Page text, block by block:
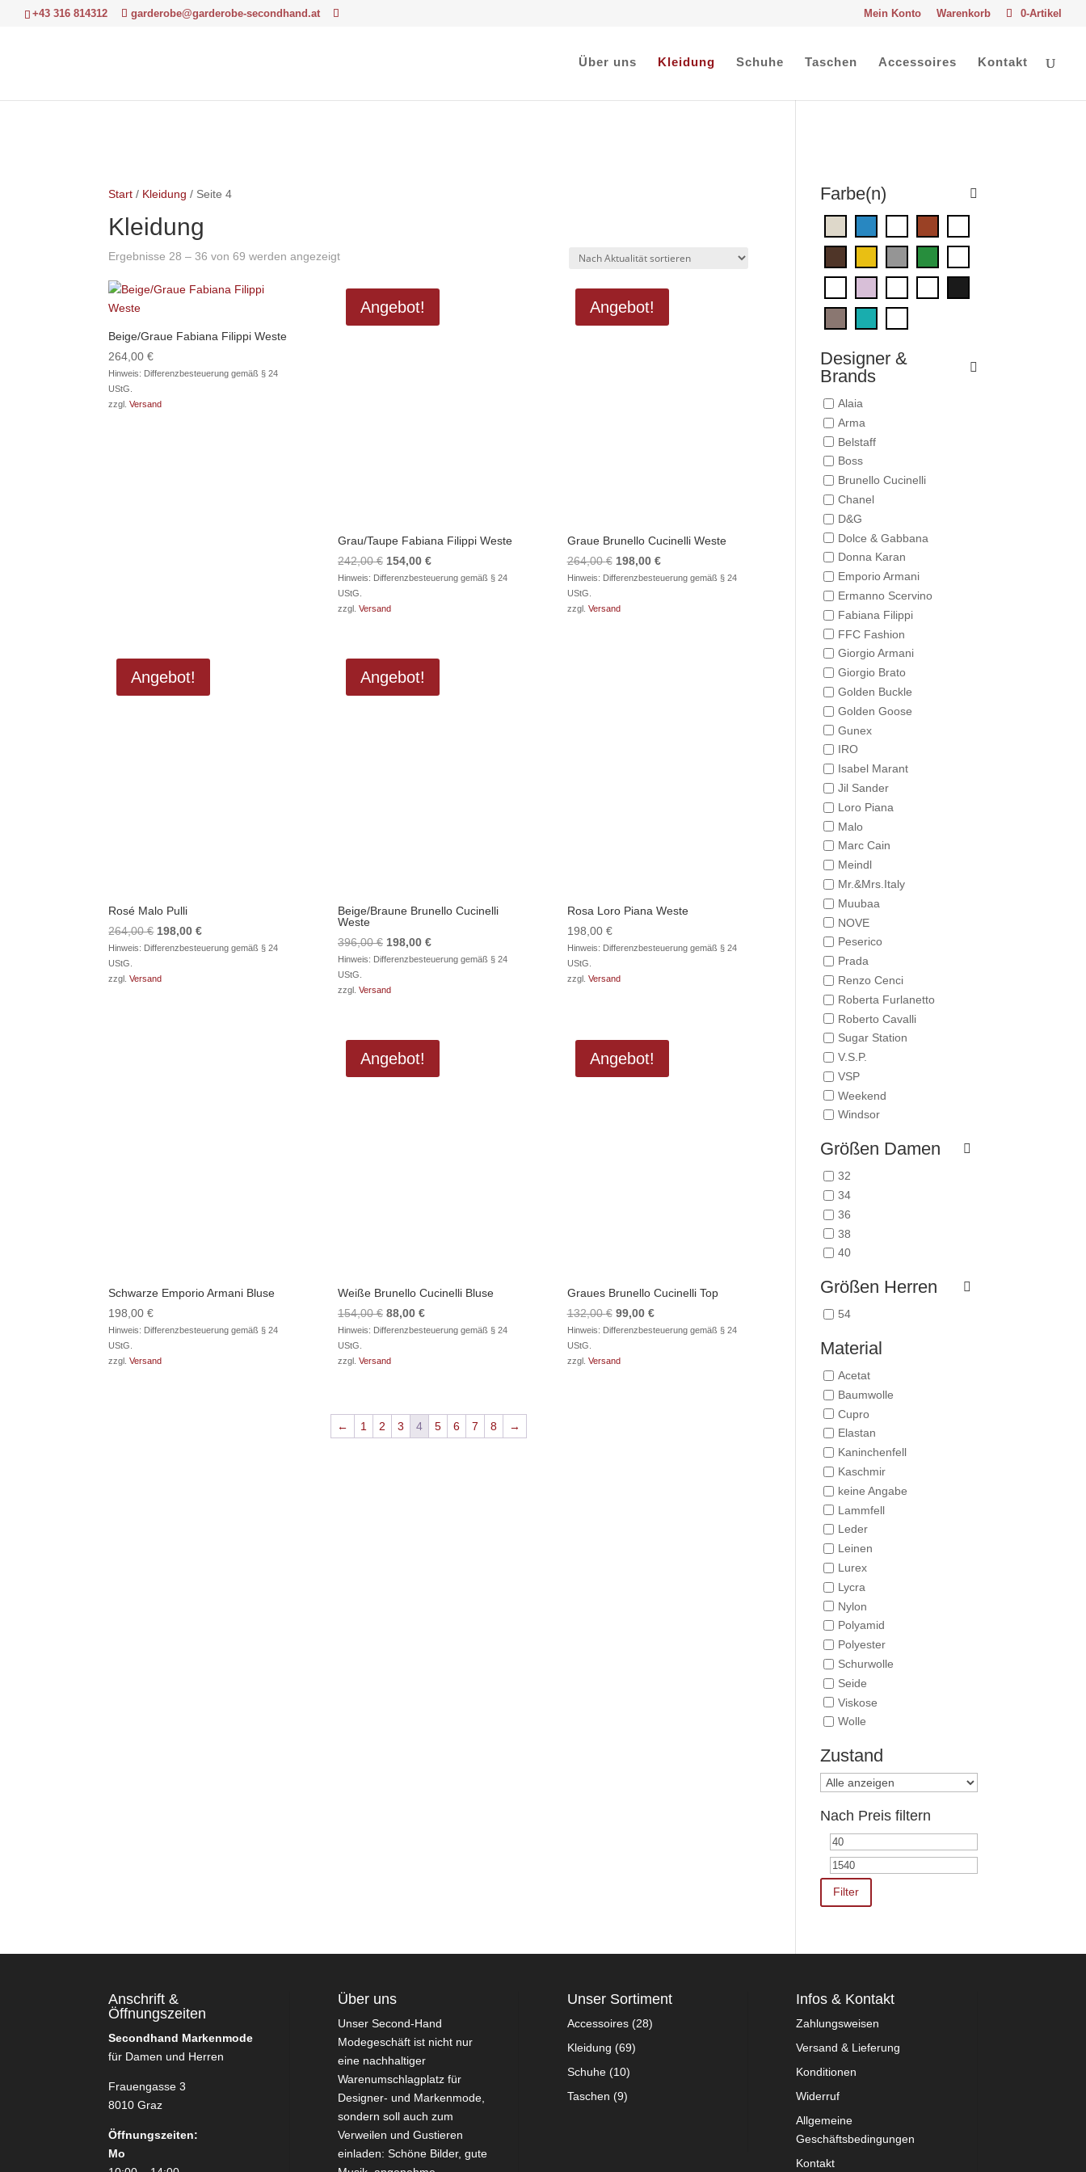
+43 316 814312 garderobe@garderobe-secondhand.at Mein Konto Warenkorb 0-Artikel
Über uns Kleidung Schuhe Taschen Accessoires Kontakt
Start / Kleidung / Seite 4
Kleidung
Ergebnisse 28 – 36 von 69 werden angezeigtNach
sortiert
Beige/Graue Fabiana Filippi Weste
264,00€
Hinweis: Differenzbesteuerung gemäß § 24
UStG.
zzgl.Versand
Angebot!
Grau/Taupe Fabiana Filippi Weste
242,00€ Ursprünglicher
Preis
242,00 €
154,00 €Aktueller
Preis
Hinweis: Differenzbesteuerung gemäß § 24
UStG.
zzgl. Versand
Angebot!
Graue Brunello Cucinelli Weste
264,00€ Ursprünglicher
Preis
264,00 €
198,00 €Aktueller
Preis
Hinweis: Differenzbesteuerung gemäß § 24
UStG.
zzgl. Versand
Angebot!
Rosé Malo Pulli
264,00€ Ursprünglicher
Preis
264,00 €
198,00€Aktueller
Preis
Hinweis: Differenzbesteuerung gemäß § 24
UStG.
zzgl.Versand
Angebot!
Beige/Braune Brunello Cucinelli
Weste
396,00€ Ursprünglicher
Preis
396,00 €
198,00 €Aktueller
Preis
Hinweis: Differenzbesteuerung gemäß § 24
UStG.
zzgl. Versand
Rosa Loro Piana Weste
198,00 €
Hinweis: Differenzbesteuerung gemäß § 24
UStG.
zzgl. Versand
Schwarze Emporio Armani Bluse
198,00€
Hinweis: Differenzbesteuerung gemäß § 24
UStG.
zzgl.Versand
Angebot!
Weiße Brunello Cucinelli Bluse
154,00€ Ursprünglicher
Preis
154,00 €
88,00 €Aktueller
Preis
Hinweis: Differenzbesteuerung gemäß § 24
UStG.
zzgl. Versand
Angebot!
Graues Brunello Cucinelli Top
132,00€ Ursprünglicher
Preis
132,00 €
99,00 €Aktueller
Preis
Hinweis: Differenzbesteuerung gemäß § 24
UStG.
zzgl. Versand
← 1 2 3 4 5 6 7 8 →
Farbe(n)
Designer &
Brands
Alaia
Arma
Belstaff
Boss
Brunello Cucinelli
Chanel
D&G
Dolce & Gabbana
Donna Karan
Emporio Armani
Ermanno Scervino
Fabiana Filippi
FFC Fashion
Giorgio Armani
Giorgio Brato
Golden Buckle
Golden Goose
Gunex
IRO
Isabel Marant
Jil Sander
Loro Piana
Malo
Marc Cain
Meindl
Mr.&Mrs.Italy
Muubaa
NOVE
Peserico
Prada
Renzo Cenci
Roberta Furlanetto
Roberto Cavalli
Sugar Station
V.S.P.
VSP
Weekend
Windsor
Größen Damen
32
34
36
38
40
Größen Herren
54
Material
Acetat
Baumwolle
Cupro
Elastan
Kaninchenfell
Kaschmir
keine Angabe
Lammfell
Leder
Leinen
Lurex
Lycra
Nylon
Polyamid
Polyester
Schurwolle
Seide
Viskose
Wolle
Zustand
Nach Preis filtern
Min.
Preis
Filter
Anschrift &
Öffnungszeiten
Secondhand Markenmode
für Damen und Herren
Frauengasse 3
8010 Graz
Öffnungszeiten:
Mo
Über uns
Unser Second-Hand
Modegeschäft ist nicht nur
eine nachhaltiger
Warenumschlagplatz für
Designer- und Markenmode,
sondern soll auch zum
Verweilen und Gustieren
einladen: Schöne Bilder, gute
Unser Sortiment
Accessoires (28)
Kleidung (69)
Schuhe (10)
Taschen (9)
Infos & Kontakt
Zahlungsweisen
Versand & Lieferung
Konditionen
Widerruf
Allgemeine
Geschäftsbedingungen
Kontakt